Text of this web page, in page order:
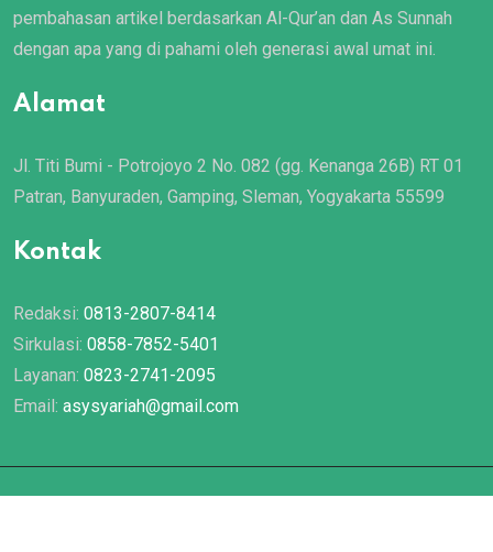
pembahasan artikel berdasarkan Al-Qur’an dan As Sunnah
dengan apa yang di pahami oleh generasi awal umat ini.
Alamat
Jl. Titi Bumi - Potrojoyo 2 No. 082 (gg. Kenanga 26B) RT 01
Patran, Banyuraden, Gamping, Sleman, Yogyakarta 55599
Kontak
Redaksi: 0813-2807-8414
Sirkulasi: 0858-7852-5401
Layanan: 0823-2741-2095
Email: asysyariah@gmail.com